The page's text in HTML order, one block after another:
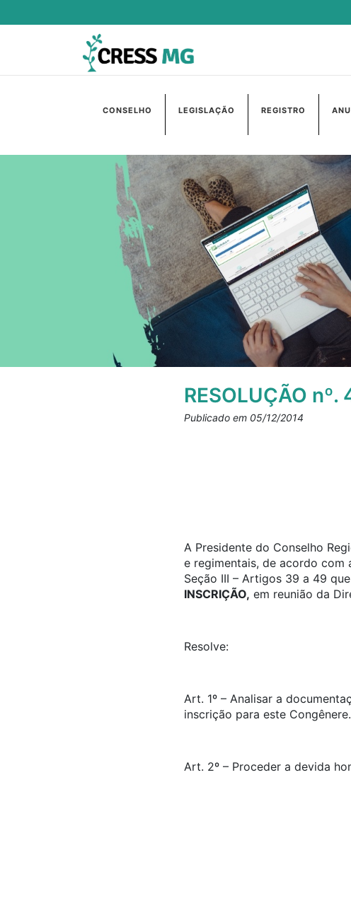
CONSELHO LEGISLAÇÃO REGISTRO
RESOLUÇÃO
Publicado em 05/12/2014
A Presidente do Conselho
e regimentais, de acordo com
Seção III – Artigos 39 a 49
INSCRIÇÃO, em reunião da
Resolve:
Art. 1º – Analisar a
inscrição para este Congênere.
Art. 2º – Proceder a devida